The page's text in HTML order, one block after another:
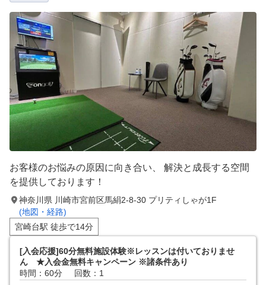
お客様のお悩みの原因に向き合い、 解決と成長する空間
を提供しております！
神奈川県 川崎市宮前区馬絹2-8-30 プリティしゃが1F
(地図・経路)
宮崎台駅 徒歩で14分
[入会応援]60分無料施設体験※レッスンは付いておりませ
ん ★入会金無料キャンペーン ※諸条件あり
時間：60分
回数：1